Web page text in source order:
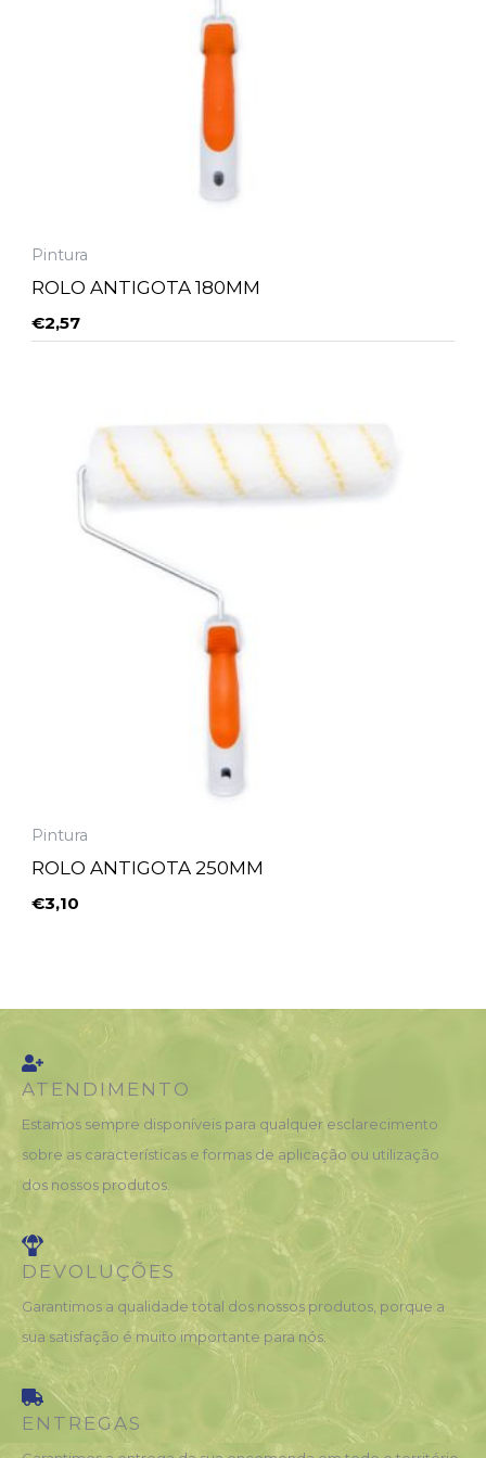
Pintura
ROLO ANTIGOTA 180MM
€2,57
Pintura
ROLO ANTIGOTA 250MM
€3,10
ATENDIMENTO
Estamos sempre disponíveis para qualquer esclarecimento
sobre as características e formas de aplicação ou utilização
dos nossos produtos.
DEVOLUÇÕES
Garantimos a qualidade total dos nossos produtos, porque a
sua satisfação é muito importante para nós.
ENTREGAS